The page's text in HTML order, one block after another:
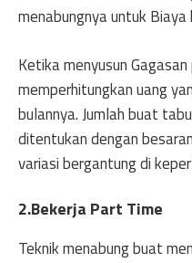
menabungnya untuk Biaya
Ketika menyusun
memperhitungkan uang
bulannya. Jumlah buat
ditentukan dengan
variasi bergantung di
2.Bekerja Part Time
Teknik menabung buat